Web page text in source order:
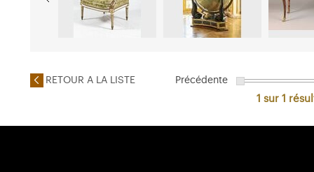
RETOUR A LA LISTE Précédente
1 sur 1